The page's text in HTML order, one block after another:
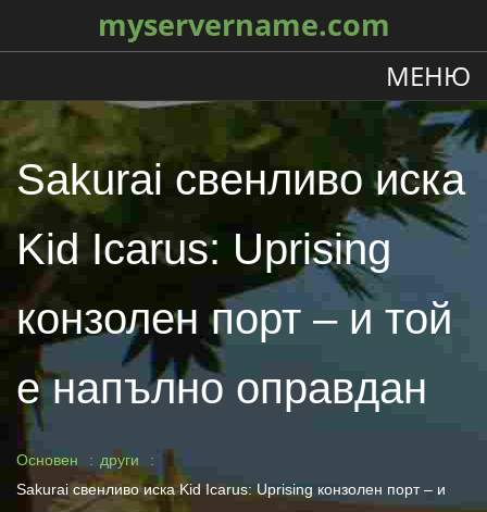
myservername.com
МЕНЮ
Sakurai свенливо иска
Kid Icarus: Uprising
конзолен порт – и той
е напълно оправдан
Основен
други
Sakurai свенливо иска Kid Icarus: Uprising конзолен порт – и